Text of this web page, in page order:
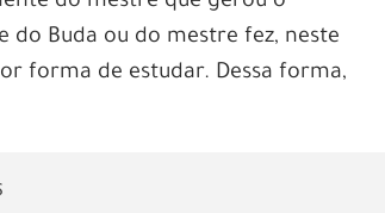
do Buda ou do mestre fez, neste
forma de estudar. Dessa forma,